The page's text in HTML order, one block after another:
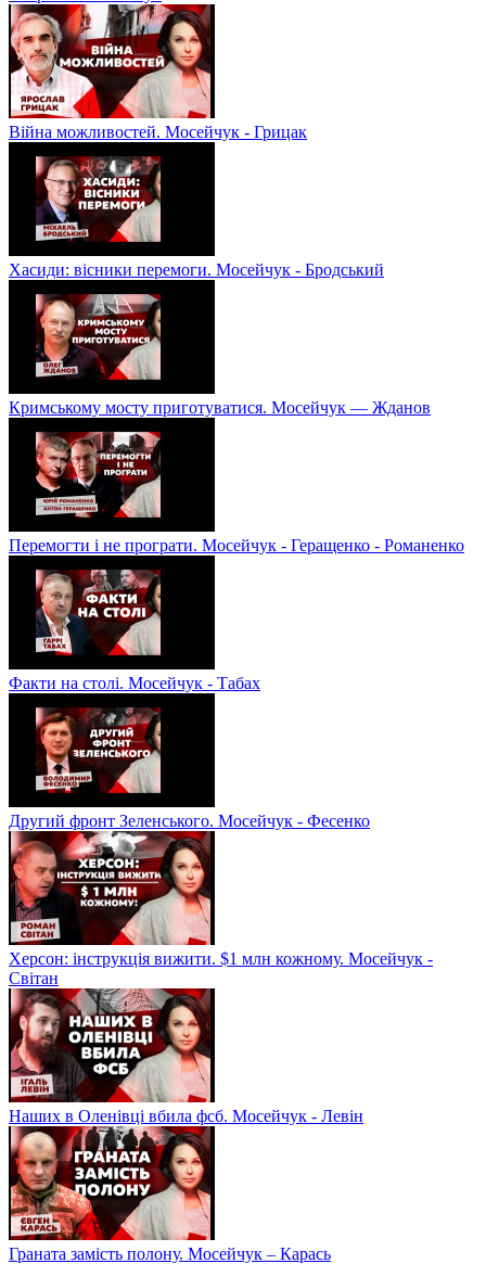
Війна можливостей. Мосейчук - Грицак
Хасиди: вісники перемоги. Мосейчук - Бродський
Кримському мосту приготуватися. Мосейчук — Жданов
Перемогти і не програти. Мосейчук - Геращенко - Романенко
Факти на столі. Мосейчук - Табах
Другий фронт Зеленського. Мосейчук - Фесенко
Херсон: інструкція вижити. $1 млн кожному. Мосейчук -
Світан
Наших в Оленівці вбила фсб. Мосейчук - Левін
Граната замість полону. Мосейчук – Карась